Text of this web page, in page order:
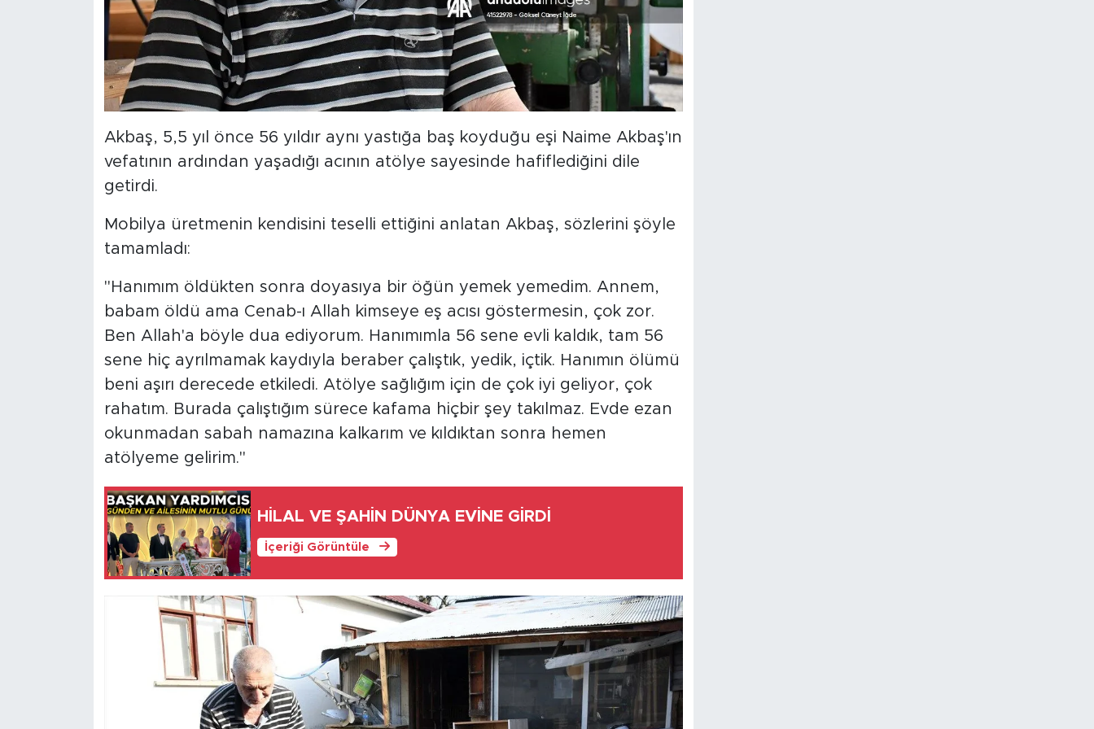
Akbaş, 5,5 yıl önce 56 yıldır aynı yastığa baş koyduğu eşi Naime Akbaş'ın
vefatının ardından yaşadığı acının atölye sayesinde hafiflediğini dile
getirdi.
Mobilya üretmenin kendisini teselli ettiğini anlatan Akbaş, sözlerini şöyle
tamamladı:
"Hanımım öldükten sonra doyasıya bir öğün yemek yemedim. Annem,
babam öldü ama Cenab-ı Allah kimseye eş acısı göstermesin, çok zor.
Ben Allah'a böyle dua ediyorum. Hanımımla 56 sene evli kaldık, tam 56
sene hiç ayrılmamak kaydıyla beraber çalıştık, yedik, içtik. Hanımın ölümü
beni aşırı derecede etkiledi. Atölye sağlığım için de çok iyi geliyor, çok
rahatım. Burada çalıştığım sürece kafama hiçbir şey takılmaz. Evde ezan
okunmadan sabah namazına kalkarım ve kıldıktan sonra hemen
atölyeme gelirim."
HİLAL VE ŞAHİN DÜNYA EVİNE GİRDİ
İçeriği Görüntüle